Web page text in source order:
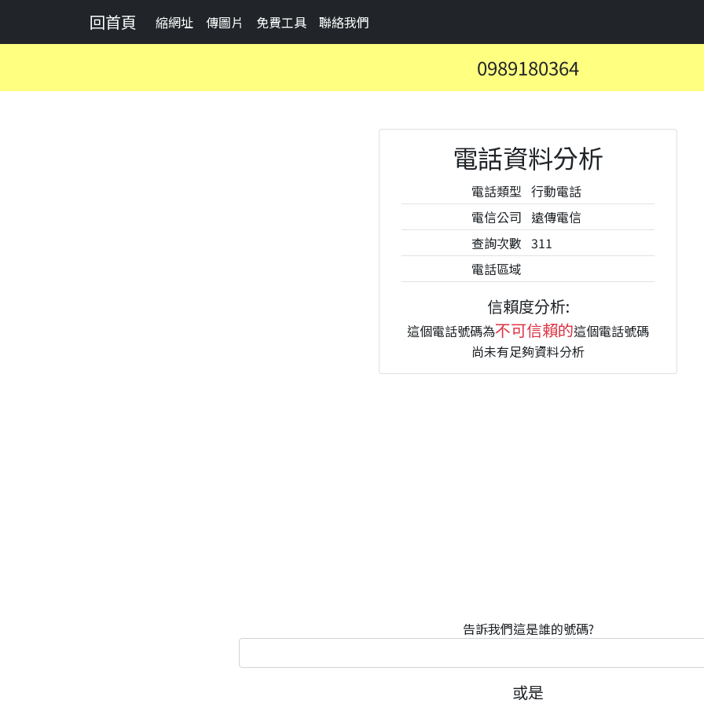
回首頁 縮網址 傳圖片 免費工具 聯絡我們
0989180364
電話資料分析
電話類型 行動電話
電信公司 遠傳電信
查詢次數 311
電話區域
信賴度分析:
這個電話號碼為不可信賴的這個電話號碼
尚未有足夠資料分析
告訴我們這是誰的號碼?
或是